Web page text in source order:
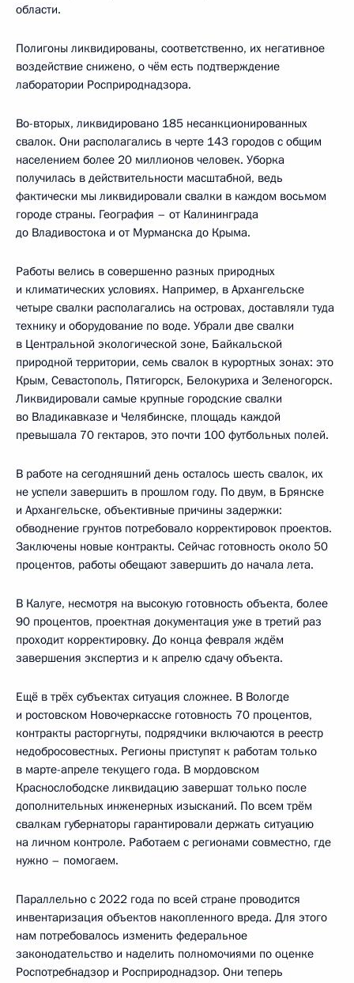
области.
Полигоны ликвидированы, соответственно, их негативное
воздействие снижено, о чём есть подтверждение
лаборатории Росприроднадзора.
Во-вторых, ликвидировано 185 несанкционированных
свалок. Они располагались в черте 143 городов с общим
населением более 20 миллионов человек. Уборка
получилась в действительности масштабной, ведь
фактически мы ликвидировали свалки в каждом восьмом
городе страны. География – от Калининграда
до Владивостока и от Мурманска до Крыма.
Работы велись в совершенно разных природных
и климатических условиях. Например, в Архангельске
четыре свалки располагались на островах, доставляли туда
технику и оборудование по воде. Убрали две свалки
в Центральной экологической зоне, Байкальской
природной территории, семь свалок в курортных зонах: это
Крым, Севастополь, Пятигорск, Белокуриха и Зеленогорск.
Ликвидировали самые крупные городские свалки
во Владикавказе и Челябинске, площадь каждой
превышала 70 гектаров, это почти 100 футбольных полей.
В работе на сегодняшний день осталось шесть свалок, их
не успели завершить в прошлом году. По двум, в Брянске
и Архангельске, объективные причины задержки:
обводнение грунтов потребовало корректировок проектов.
Заключены новые контракты. Сейчас готовность около 50
процентов, работы обещают завершить до начала лета.
В Калуге, несмотря на высокую готовность объекта, более
90 процентов, проектная документация уже в третий раз
проходит корректировку. До конца февраля ждём
завершения экспертиз и к апрелю сдачу объекта.
Ещё в трёх субъектах ситуация сложнее. В Вологде
и ростовском Новочеркасске готовность 70 процентов,
контракты расторгнуты, подрядчики включаются в реестр
недобросовестных. Регионы приступят к работам только
в марте-апреле текущего года. В мордовском
Краснослободске ликвидацию завершат только после
дополнительных инженерных изысканий. По всем трём
свалкам губернаторы гарантировали держать ситуацию
на личном контроле. Работаем с регионами совместно, где
нужно – помогаем.
Параллельно с 2022 года по всей стране проводится
инвентаризация объектов накопленного вреда. Для этого
нам потребовалось изменить федеральное
законодательство и наделить полномочиями по оценке
Роспотребнадзор и Росприроднадзор. Они теперь